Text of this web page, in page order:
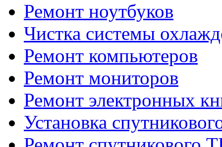
Ремонт ноутбуков
Чистка системы
Ремонт компьютеров
Ремонт мониторов
Ремонт электронных
Установка